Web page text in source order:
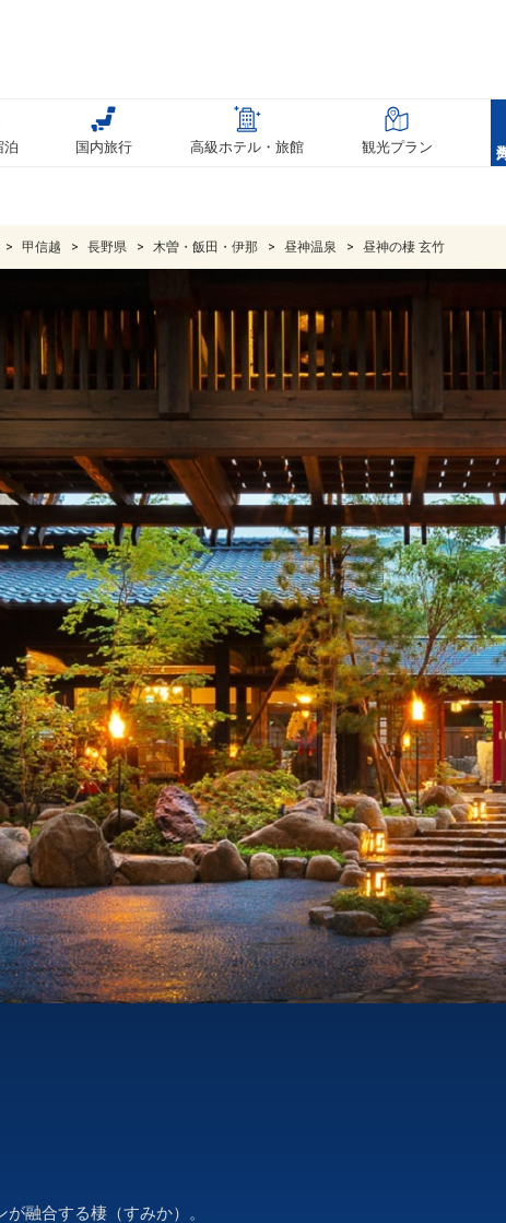
泊 国内旅行 高級ホテル・旅館 観光プラン
甲信越 長野県 木曽・飯田・伊那 昼神温泉 昼神の棲 玄竹
融合する棲（すみか）。